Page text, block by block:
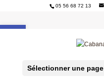
Ouvrir la barre d’outils
05 56 68 72 13
Sélectionner une page